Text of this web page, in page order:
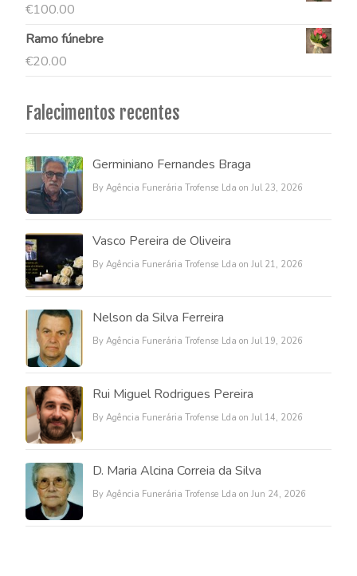
€100.00
Ramo fúnebre
€20.00
Falecimentos recentes
Germiniano Fernandes Braga
By Agência Funerária Trofense Lda on Jul 23, 2026
Vasco Pereira de Oliveira
By Agência Funerária Trofense Lda on Jul 21, 2026
Nelson da Silva Ferreira
By Agência Funerária Trofense Lda on Jul 19, 2026
Rui Miguel Rodrigues Pereira
By Agência Funerária Trofense Lda on Jul 14, 2026
D. Maria Alcina Correia da Silva
By Agência Funerária Trofense Lda on Jun 24, 2026